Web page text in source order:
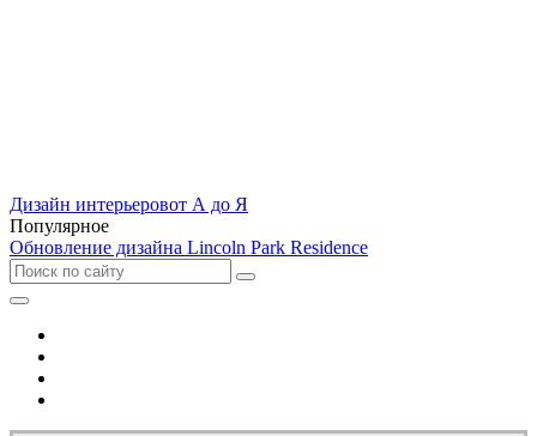
Дизайн интерьеровот А до Я
Популярное
Обновление дизайна Lincoln Park Residence